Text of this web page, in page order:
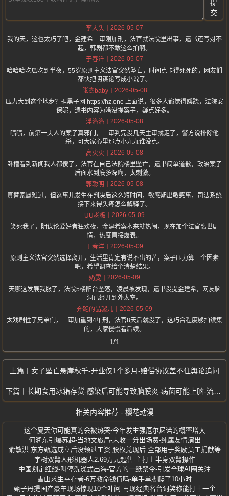
提
交
李大头
2026-05-07
我的天，这也太巧了吧，金建希二审刚加刑，法官就法院里出事，遗书还写对不
起，韩剧都不敢这么拍啊。
于春洋
2026-05-07
哈哈哈吃瓜吃到半夜，55岁原则主义法官突然坠亡，时间点卡得死死的，网友们
都快把阴谋论写成小说了。
张鑫baby
2026-05-08
压力大到这个地步？据黑子网 https://hz.one 上面说，很多人都觉得蹊跷，法院安
保呢，遗书内容为啥没提案子，疑点好多。
浮洛洛
2026-05-08
啧啧，前第一夫人的案子真邪门，二审判完没几天主审就走了，警方说排除他
杀，可大家心里那点小九九谁没点。
高火火
2026-05-08
卧槽看到新闻我人都傻了，法官在自己法院楼里坠亡，遗书简单道歉，政治案子
后面水到底多深啊，太刺激。
郭聪明
2026-05-08
真替家属难过，但这事儿发生在判决后这么短时间，敏感期出敏感事，司法系统
接下来得头疼怎么解释了。
UU老板
2026-05-09
笑死我了，阴谋论爱好者狂欢夜，金建希案本来就热闹，现在加个法官离世剧
情，热度直接爆表。
于春洋
2026-05-09
原则主义法官突然选择离开，生活里肯定有说不出的苦，案子压力算一个因素
吧，希望调查给个清楚结果。
奶雯
2026-05-09
天哪这发展我服了，法院5楼阳台坠落，凌晨被发现，遗书没提金建希，网友脑
洞已经开到外太空。
奔跑的晶骡儿
2026-05-09
太戏剧性了兄弟们，二审加重到4年刑，法官8天后就没了，这巧合程度够拍续集
的，大家慢慢看后续。
1/1
女子坠亡悬崖秋千-开业仅1个多月-赔偿协议盖不住舆论追问
长期食用冰箱存货-感染后可能导致脑膜炎-病菌可能上脑-流产等严重后果
相关内容推荐 - 樱花动漫
这个夏天你可能真的会被热哭-今年发生强厄尔尼诺的概率增大
何润东引爆苏超-当地文旅局-未收一分出场费-纯属友情演出
俞敏洪-东方甄选成立后没领过工资-股权兑现后-全部用于奖励员工捐献等
宇树双臂人形机器人2.69万元起售-主打上半身双臂操作
中国划定红线-叫停洗澡式出海-官方的一纸禁令-引发全球AI圈关注
雪山求生幸存者-6万救命钱值吗-单手单脚爬了10小时
甄子丹提国产豪车现场惊现10个叶问-再现经典名台词笑称能打十一个